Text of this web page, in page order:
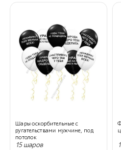
Шары оскорбительные с
ругательствами мужчине, под
потолок
15 шаров